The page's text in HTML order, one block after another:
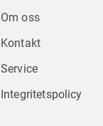
Om oss
Kontakt
Service
Integritetspolicy